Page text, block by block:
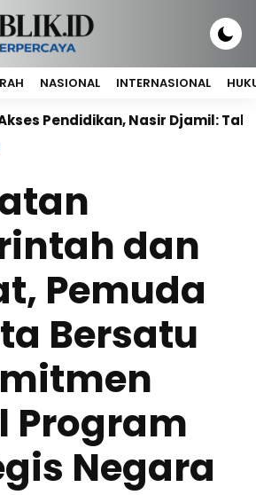
NASIONAL INTERNASIONAL
Nasir Djamil: Tak Ada
dan
Pemuda
Bersatu
Program
Negara